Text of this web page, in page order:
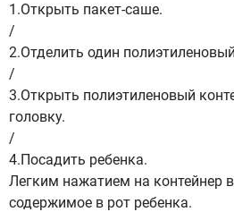
1.Открыть пакет-саше.
/
2.Отделить один
/
3.Открыть полиэтиленовый
головку.
/
4.Посадить ребенка.
Легким нажатием на контейнер
содержимое в рот ребенка.